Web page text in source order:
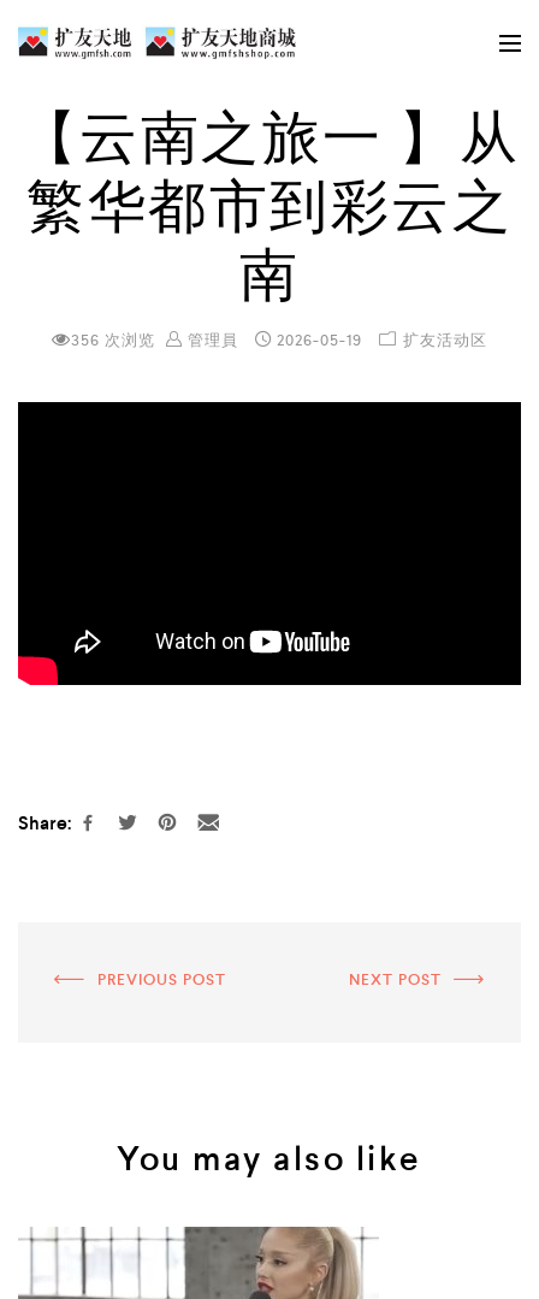
【云南之旅一 】从
繁华都市到彩云之
南
356 次浏览 管理員 2026-05-19 扩友活动区
Share:
PREVIOUS POST NEXT POST
You may also like